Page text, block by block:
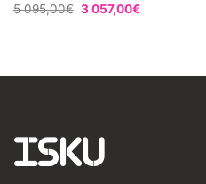
5 095,00€ 3 057,00€
ISKU